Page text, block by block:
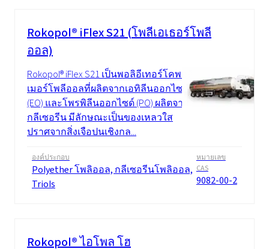
Rokopol® iFlex S21 (โพลีเอเธอร์โพลี
ออล)
Rokopol® iFlex S21 เป็นพอลิอีเทอร์โคพอลิ
เมอร์โพลีออลที่ผลิตจากเอทิลีนออกไซด์
(EO) และโพรพิลีนออกไซด์ (PO) ผลิตจาก
กลีเซอรีน มีลักษณะเป็นของเหลวใส
ปราศจากสิ่งเจือปนเชิงกล...
องค์ประกอบ
Polyether โพลิออล, กลีเซอรีนโพลิออล,
Triols
หมายเลข
CAS
9082-00-2
Rokopol® ไอโพล โฮ